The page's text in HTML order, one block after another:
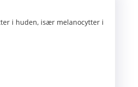
i huden, især melanocytter i